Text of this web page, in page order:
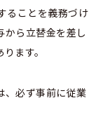
ることを義務づけ
から立替金を差し
ます。
、必ず事前に従業